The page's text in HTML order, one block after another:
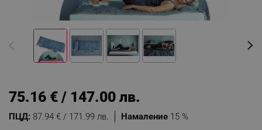
Намаление 15 %
ПЦД: 87.94 € / 171.99 лв.
75.16 € / 147.00 лв.